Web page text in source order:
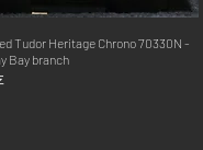
快速瀏覽
Tudor Heritage Chrono 70330N -
Bay branch